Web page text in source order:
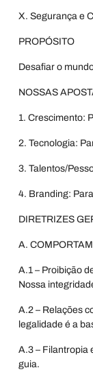
X. Segurança e
PROPÓSITO
Desafiar o
NOSSAS
1. Crescimento:
2. Tecnologia:
3. Talentos/
4. Branding:
DIRETRIZES
A.
A.1 – Proibição
Nossa
A.2 – Relações
legalidade é a
A.3 – Filantropia
guia.